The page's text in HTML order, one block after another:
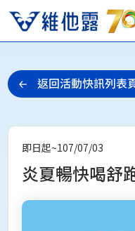
即日起~107/07/03
炎夏暢快喝舒